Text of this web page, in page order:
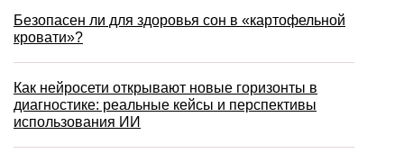
Безопасен ли для здоровья сон в «картофельной
кровати»?
Как нейросети открывают новые горизонты в
диагностике: реальные кейсы и перспективы
использования ИИ